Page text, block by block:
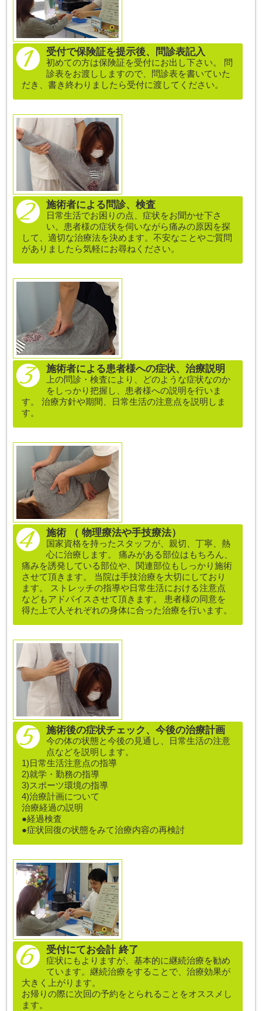
受付で保険証を提示後、問診表記入
初めての方は保険証を受付にお出し下さい。 問
診表をお渡ししますので、問診表を書いていた
だき、書き終わりましたら受付に渡してください。
施術者による問診、検査
日常生活でお困りの点、症状をお聞かせ下さ
い。患者様の症状を伺いながら痛みの原因を探
して、適切な治療法を決めます。不安なことやご質問
がありましたら気軽にお尋ねください。
施術者による患者様への症状、治療説明
上の問診・検査により、どのような症状なのか
をしっかり把握し、患者様への説明を行いま
す。 治療方針や期間、日常生活の注意点を説明しま
す。
施術 （ 物理療法や手技療法）
国家資格を持ったスタッフが、親切、丁寧、熱
心に治療します。 痛みがある部位はもちろん、
痛みを誘発している部位や、関連部位もしっかり施術
させて頂きます。 当院は手技治療を大切にしており
ます。 ストレッチの指導や日常生活における注意点
などもアドバイスさせて頂きます。 患者様の同意を
得た上で人それぞれの身体に合った治療を行います。
施術後の症状チェック、今後の治療計画
今の体の状態と今後の見通し、日常生活の注意
点などを説明します。
1)日常生活注意点の指導
2)就学・勤務の指導
3)スポーツ環境の指導
4)治療計画について
治療経過の説明
●経過検査
●症状回復の状態をみて治療内容の再検討
受付にてお会計 終了
症状にもよりますが、基本的に継続治療を勧め
ています。継続治療をすることで、治療効果が
大きく上がります。
お帰りの際に次回の予約をとられることをオススメし
ます。